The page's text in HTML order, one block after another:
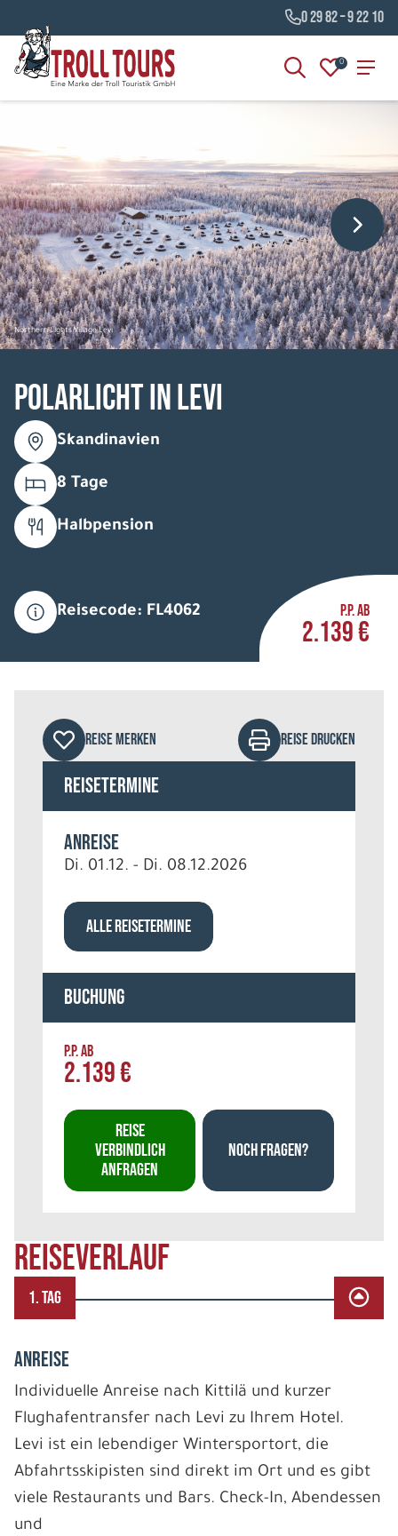
0 29 82 – 9 22 10
0
Northern Lights Village Levi
Polarlicht in Levi
Skandinavien
8 Tage
Halbpension
Reisecode: FL4062 P.P. AB
2.139 €
REISEVERLAUF
1. TAG
ANREISE
Individuelle Anreise nach Kittilä und kurzer
Flughafentransfer nach Levi zu Ihrem Hotel.
Levi ist ein lebendiger Wintersportort, die
Abfahrtsskipisten sind direkt im Ort und es gibt
viele Restaurants und Bars. Check-In, Abendessen
und
REISE MERKEN REISE DRUCKEN
Reisetermine
Anreise
Di. 01.12. - Di. 08.12.2026
ALLE REISETERMINE
Buchung
P.P. AB
2.139 €
REISE
VERBINDLICH
ANFRAGEN
NOCH FRAGEN?